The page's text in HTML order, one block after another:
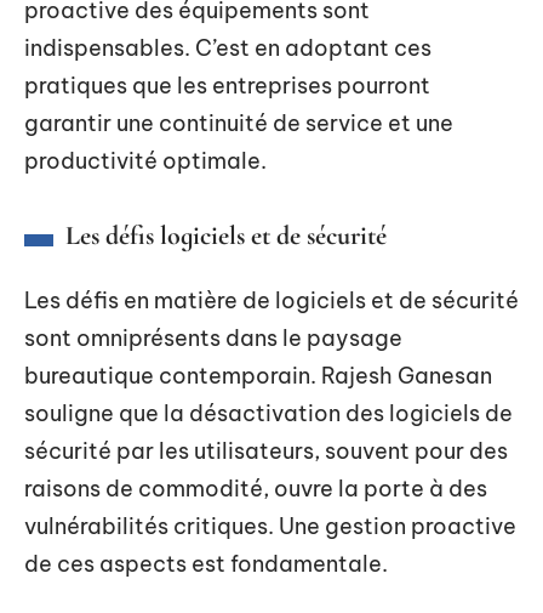
proactive des équipements sont
indispensables. C’est en adoptant ces
pratiques que les entreprises pourront
garantir une continuité de service et une
productivité optimale.
Les défis logiciels et de sécurité
Les défis en matière de logiciels et de sécurité
sont omniprésents dans le paysage
bureautique contemporain. Rajesh Ganesan
souligne que la désactivation des logiciels de
sécurité par les utilisateurs, souvent pour des
raisons de commodité, ouvre la porte à des
vulnérabilités critiques. Une gestion proactive
de ces aspects est fondamentale.